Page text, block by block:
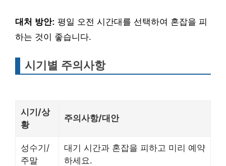
대처 방안: 평일 오전 시간대를 선택하여 혼잡을 피
하는 것이 좋습니다.
시기별 주의사항
시기/상
황
주의사항/대안
성수기/
주말
대기 시간과 혼잡을 피하고 미리 예약
하세요.